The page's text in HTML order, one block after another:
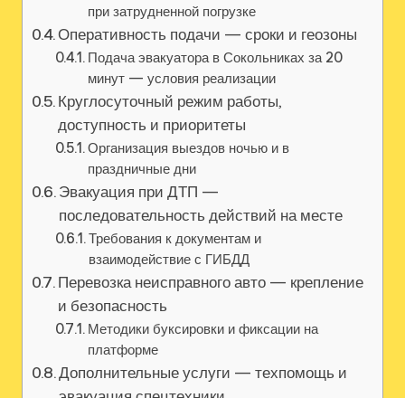
при затрудненной погрузке
Оперативность подачи — сроки и геозоны
Подача эвакуатора в Сокольниках за 20
минут — условия реализации
Круглосуточный режим работы,
доступность и приоритеты
Организация выездов ночью и в
праздничные дни
Эвакуация при ДТП —
последовательность действий на месте
Требования к документам и
взаимодействие с ГИБДД
Перевозка неисправного авто — крепление
и безопасность
Методики буксировки и фиксации на
платформе
Дополнительные услуги — техпомощь и